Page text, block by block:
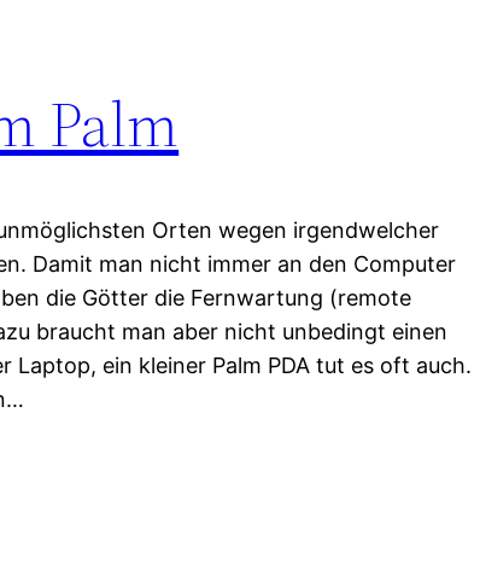
Palm
Orten wegen irgendwelcher
Damit man nicht immer an den Computer
die Götter die Fernwartung (remote
braucht man aber nicht unbedingt einen
Laptop, ein kleiner Palm PDA tut es oft auch.